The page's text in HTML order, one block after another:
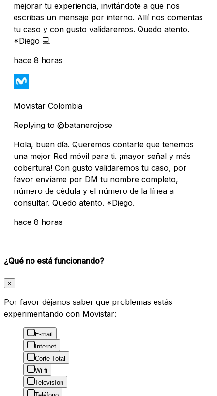
mejorar tu experiencia, invitándote a que nos
escribas un mensaje por interno. Allí nos comentas
tu caso y con gusto validaremos. Quedo atento.
*Diego 💻
hace 8 horas
Movistar Colombia
Replying to @batanerojose
Hola, buen día. Queremos contarte que tenemos
una mejor Red móvil para ti. ¡mayor señal y más
cobertura! Con gusto validaremos tu caso, por
favor envíame por DM tu nombre completo,
número de cédula y el número de la línea a
consultar. Quedo atento. *Diego.
hace 8 horas
¿Qué no está funcionando?
×
Por favor déjanos saber que problemas estás
experimentando con Movistar:
E-mail
Internet
Corte Total
Wi-fi
Televisíon